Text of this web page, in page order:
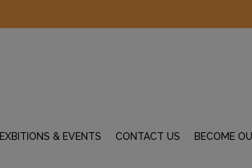
EXBITIONS & EVENTS CONTACT US BECOME